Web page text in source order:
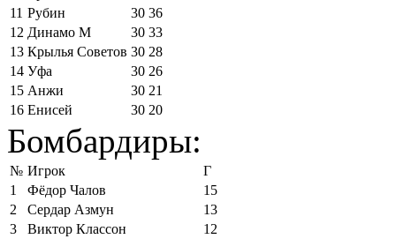
11 Рубин 30 36
12 Динамо М 30 33
13 Крылья Советов 30 28
14 Уфа 30 26
15 Анжи 30 21
16 Енисей 30 20
Бомбардиры:
№ Игрок
Г
1
Фёдор Чалов
15
2
Сердар Азмун
13
3
Виктор Классон
12